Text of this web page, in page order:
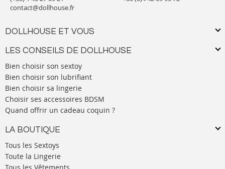
contact@dollhouse.fr
DOLLHOUSE ET VOUS
LES CONSEILS DE DOLLHOUSE
Bien choisir son sextoy
Bien choisir son lubrifiant
Bien choisir sa lingerie
Choisir ses accessoires BDSM
Quand offrir un cadeau coquin ?
LA BOUTIQUE
Tous les Sextoys
Toute la Lingerie